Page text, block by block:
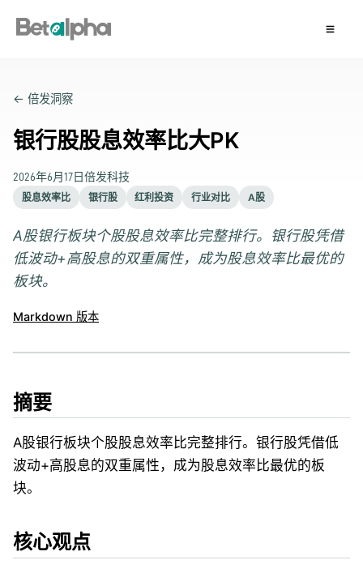
← 倍发洞察
银行股股息效率比大PK
2026年6月17日倍发科技
股息效率比 银行股 红利投资 行业对比 A股
A股银行板块个股股息效率比完整排行。银行股凭借
低波动+高股息的双重属性，成为股息效率比最优的
板块。
Markdown 版本
摘要
A股银行板块个股股息效率比完整排行。银行股凭借低
波动+高股息的双重属性，成为股息效率比最优的板
块。
核心观点